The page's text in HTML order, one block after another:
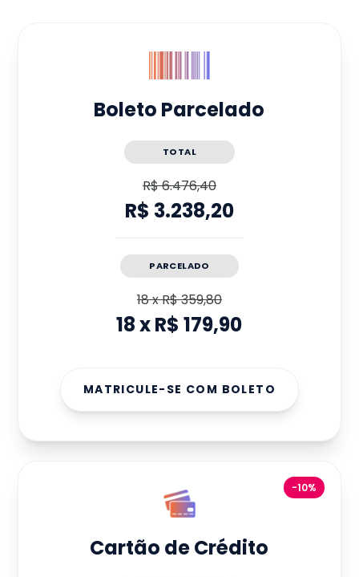
Boleto Parcelado
TOTAL
R$ 6.476,40
R$ 3.238,20
PARCELADO
18xR$ 359,80
18xR$ 179,90
MATRICULE-SE COM BOLETO
-10%
Cartão de Crédito